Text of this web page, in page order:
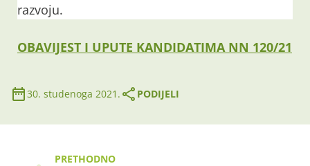
razvoju.
OBAVIJEST I UPUTE KANDIDATIMA NN 120/21
30. studenoga 2021. PODIJELI
PRETHODNO